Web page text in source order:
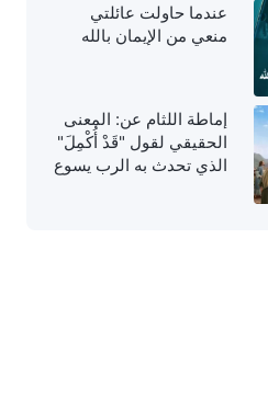
عندما حاولت عائلتي
منعي من الإيمان بالله
إماطة اللثام عن: المعنى
الحقيقي لقول "قَدْ أُكْمِلَ"
الذي تحدث به الرب يسوع